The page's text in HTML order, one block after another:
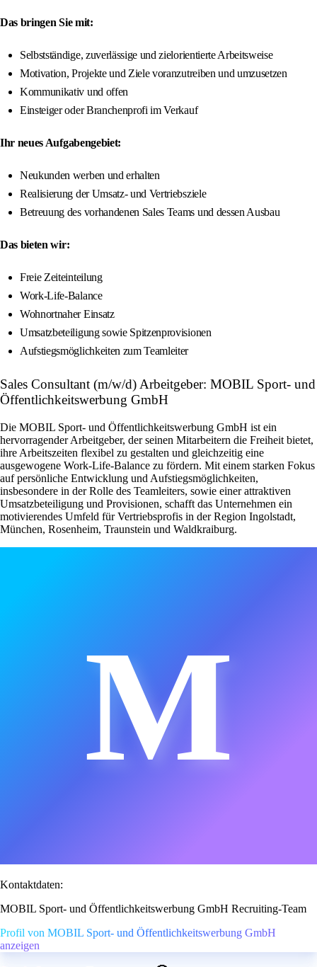
Das bringen Sie mit:
Selbstständige, zuverlässige und zielorientierte Arbeitsweise
Motivation, Projekte und Ziele voranzutreiben und umzusetzen
Kommunikativ und offen
Einsteiger oder Branchenprofi im Verkauf
Ihr neues Aufgabengebiet:
Neukunden werben und erhalten
Realisierung der Umsatz- und Vertriebsziele
Betreuung des vorhandenen Sales Teams und dessen Ausbau
Das bieten wir:
Freie Zeiteinteilung
Work-Life-Balance
Wohnortnaher Einsatz
Umsatzbeteiligung sowie Spitzenprovisionen
Aufstiegsmöglichkeiten zum Teamleiter
Sales Consultant (m/w/d) Arbeitgeber: MOBIL Sport- und
Öffentlichkeitswerbung GmbH
Die MOBIL Sport- und Öffentlichkeitswerbung GmbH ist ein
hervorragender Arbeitgeber, der seinen Mitarbeitern die Freiheit bietet,
ihre Arbeitszeiten flexibel zu gestalten und gleichzeitig eine
ausgewogene Work-Life-Balance zu fördern. Mit einem starken Fokus
auf persönliche Entwicklung und Aufstiegsmöglichkeiten,
insbesondere in der Rolle des Teamleiters, sowie einer attraktiven
Umsatzbeteiligung und Provisionen, schafft das Unternehmen ein
motivierendes Umfeld für Vertriebsprofis in der Region Ingolstadt,
München, Rosenheim, Traunstein und Waldkraiburg.
M
Kontaktdaten:
MOBIL Sport- und Öffentlichkeitswerbung GmbH Recruiting-Team
Profil von MOBIL Sport- und Öffentlichkeitswerbung GmbH
anzeigen